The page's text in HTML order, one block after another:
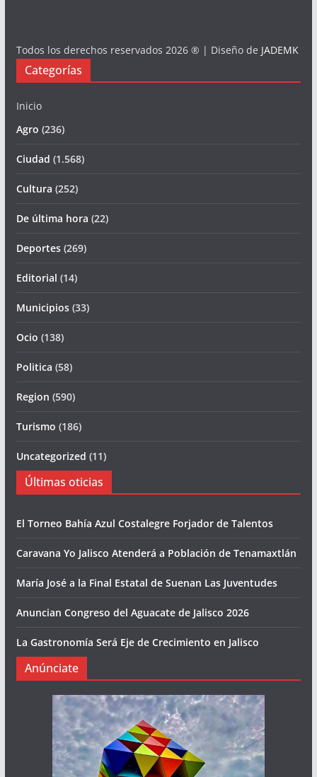
Todos los derechos reservados 2026 ® | Diseño de JADEMK
Categorías
Inicio
Agro (236)
Ciudad (1.568)
Cultura (252)
De última hora (22)
Deportes(269)
Editorial (14)
Municipios(33)
Ocio (138)
Politica (58)
Region (590)
Turismo (186)
Uncategorized (11)
Últimas oticias
El Torneo Bahía Azul Costalegre Forjador de Talentos
Caravana Yo Jalisco Atenderá a Población de Tenamaxtlán
María José a la Final Estatal de Suenan Las Juventudes
Anuncian Congreso del Aguacate de Jalisco 2026
La Gastronomía Será Eje de Crecimiento en Jalisco
Anúnciate